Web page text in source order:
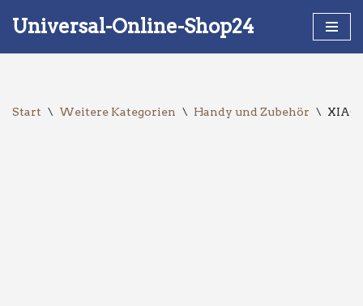
Universal-Online-Shop24
Start \ Weitere Kategorien \ Handy und Zubehör \